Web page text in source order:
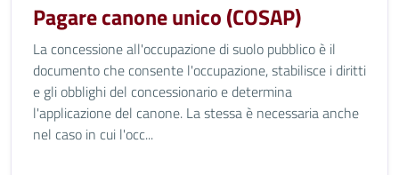
Pagare canone unico (COSAP)
La concessione all'occupazione di suolo pubblico è il
documento che consente l'occupazione, stabilisce i diritti
e gli obblighi del concessionario e determina
l'applicazione del canone. La stessa è necessaria anche
nel caso in cui l'occ...